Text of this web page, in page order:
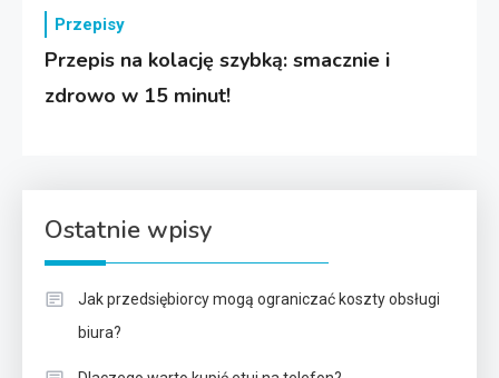
Przepisy
Przepis na kolację szybką: smacznie i
zdrowo w 15 minut!
Ostatnie wpisy
Jak przedsiębiorcy mogą ograniczać koszty obsługi
biura?